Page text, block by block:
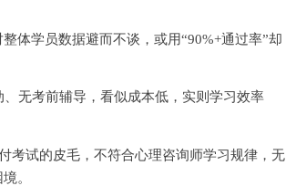
体学员数据避而不谈，或用“90%+通过率”却
无考前辅导，看似成本低，实则学习效率
考试的皮毛，不符合心理咨询师学习规律，无
。